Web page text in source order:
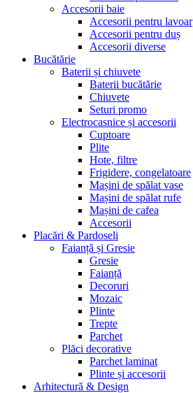
Accesorii baie
Accesorii pentru lavoar
Accesorii pentru duș
Accesorii diverse
Bucătărie
Baterii și chiuvete
Baterii bucătărie
Chiuvete
Seturi promo
Electrocasnice și accesorii
Cuptoare
Plite
Hote, filtre
Frigidere, congelatoare
Mașini de spălat vase
Mașini de spălat rufe
Mașini de cafea
Accesorii
Placări & Pardoseli
Faianță și Gresie
Gresie
Faianță
Decoruri
Mozaic
Plinte
Trepte
Parchet
Plăci decorative
Parchet laminat
Plinte și accesorii
Arhitectură & Design